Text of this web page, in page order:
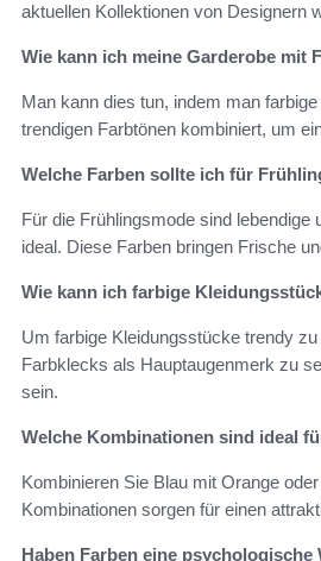
aktuellen Kollektionen von Designern
Wie kann ich meine Garderobe mit
Man kann dies tun, indem man
trendigen Farbtönen kombiniert, um
Welche Farben sollte ich für
Für die Frühlingsmode sind
ideal. Diese Farben bringen Frische
Wie kann ich farbige
Um farbige Kleidungsstücke trendy
Farbklecks als Hauptaugenmerk zu
sein.
Welche Kombinationen sind ideal
Kombinieren Sie Blau mit Orange
Kombinationen sorgen für einen
Haben Farben eine